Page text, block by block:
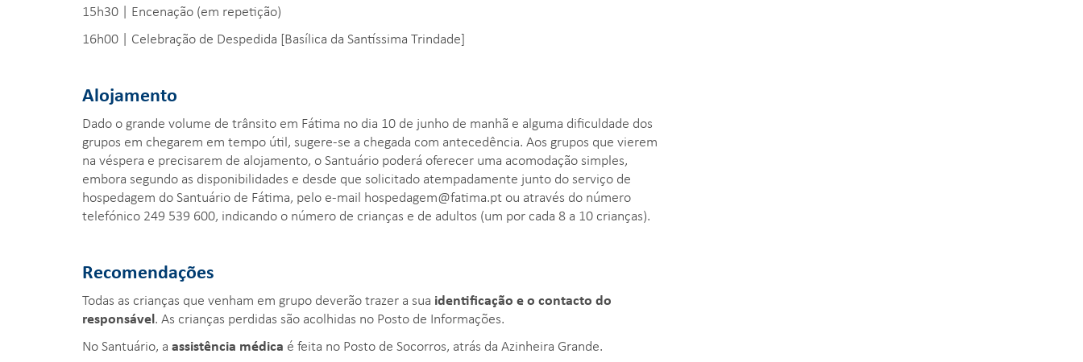
15h30 | Encenação (em repetição)
16h00 | Celebração de Despedida [Basílica da Santíssima Trindade]
Alojamento
Dado o grande volume de trânsito em Fátima no dia 10 de junho de manhã e alguma dificuldade dos
grupos em chegarem em tempo útil, sugere-se a chegada com antecedência. Aos grupos que vierem
na véspera e precisarem de alojamento, o Santuário poderá oferecer uma acomodação simples,
embora segundo as disponibilidades e desde que solicitado atempadamente junto do serviço de
hospedagem do Santuário de Fátima, pelo e-mail hospedagem@fatima.pt ou através do número
telefónico 249 539 600, indicando o número de crianças e de adultos (um por cada 8 a 10 crianças).
Recomendações
Todas as crianças que venham em grupo deverão trazer a sua identificação e o contacto do
responsável. As crianças perdidas são acolhidas no Posto de Informações.
No Santuário, a assistência médica é feita no Posto de Socorros, atrás da Azinheira Grande.